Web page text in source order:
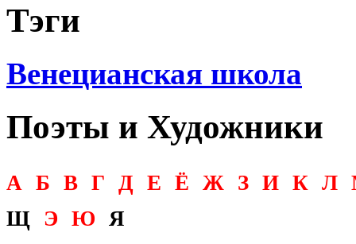
Тэги
Венецианская школа
Поэты и Художники
А Б В Г Д Е Ё Ж З И К Л
Щ Э Ю Я